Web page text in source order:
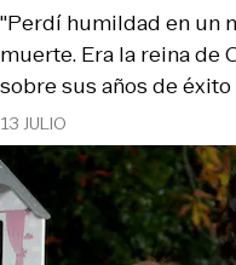
13 JULIO
"Perdí humildad en un
muerte. Era la reina de
sobre sus años de